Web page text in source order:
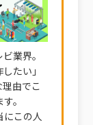
業界。
たい」
理由でこ
。
にこの人